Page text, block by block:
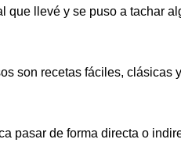
que llevé y se puso a tachar
son recetas fáciles,
pasar de forma directa o